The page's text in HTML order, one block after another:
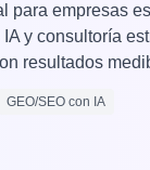
para empresas
y consultoría
resultados
GEO/SEO con IA